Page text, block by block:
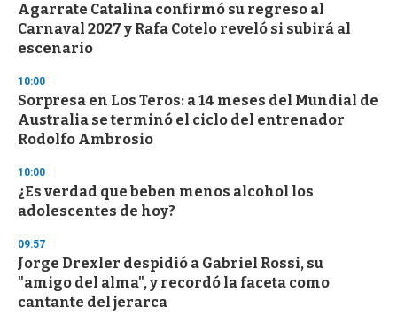
Agarrate Catalina confirmó su regreso al
Carnaval 2027 y Rafa Cotelo reveló si subirá al
escenario
10:00
Sorpresa en Los Teros: a 14 meses del Mundial de
Australia se terminó el ciclo del entrenador
Rodolfo Ambrosio
10:00
¿Es verdad que beben menos alcohol los
adolescentes de hoy?
09:57
Jorge Drexler despidió a Gabriel Rossi, su
"amigo del alma", y recordó la faceta como
cantante del jerarca